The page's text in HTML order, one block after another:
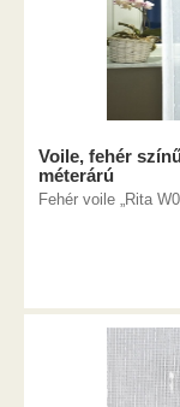
Voile, fehér
méterárú
Fehér voile „Rita